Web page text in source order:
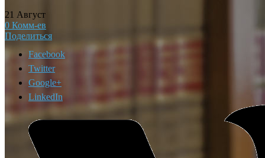
21 Август
0 Комм-ев
Поделиться
Facebook
Twitter
Google+
LinkedIn